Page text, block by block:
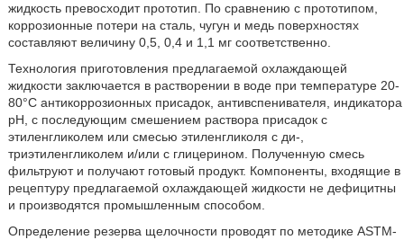
жидкость превосходит прототип. По сравнению с прототипом,
коррозионные потери на сталь, чугун и медь поверхностях
составляют величину 0,5, 0,4 и 1,1 мг соответственно.
Технология приготовления предлагаемой охлаждающей
жидкости заключается в растворении в воде при температуре 20-
80°С антикоррозионных присадок, антивспенивателя, индикатора
рН, с последующим смешением раствора присадок с
этиленгликолем или смесью этиленгликоля с ди-,
триэтиленгликолем и/или с глицерином. Полученную смесь
фильтруют и получают готовый продукт. Компоненты, входящие в
рецептуру предлагаемой охлаждающей жидкости не дефицитны
и производятся промышленным способом.
Определение резерва щелочности проводят по методике ASTM-